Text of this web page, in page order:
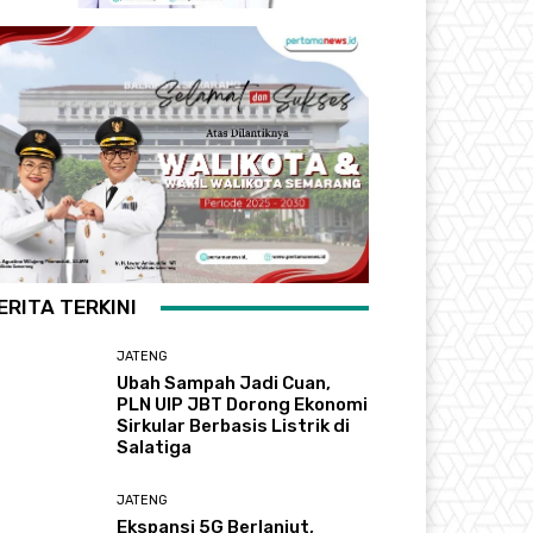
TERKINI
JATENG
Ubah Sampah Jadi Cuan,
PLN UIP JBT Dorong Ekonomi
Sirkular Berbasis Listrik di
Salatiga
JATENG
Ekspansi 5G Berlanjut,